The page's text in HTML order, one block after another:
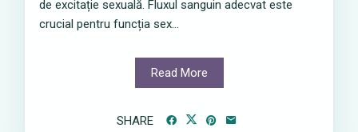
de excitație sexuală. Fluxul sanguin adecvat este
crucial pentru funcția sex...
Read More
SHARE